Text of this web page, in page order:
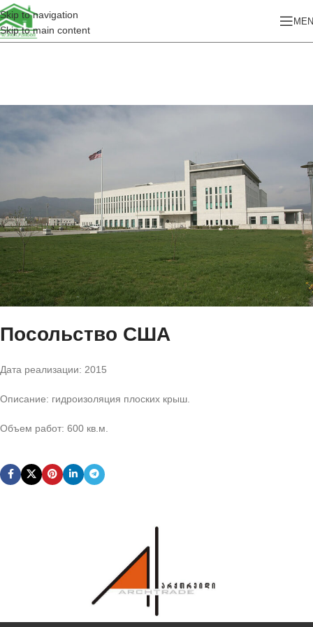
Skip to navigation
Skip to main content
Посольство США
Дата реализации: 2015
Описание: гидроизоляция плоских крыш.
Объем работ: 600 кв.м.